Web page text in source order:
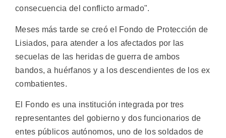
consecuencia del conflicto armado".
Meses más tarde se creó el Fondo de Protección de
Lisiados, para atender a los afectados por las
secuelas de las heridas de guerra de ambos
bandos, a huérfanos y a los descendientes de los ex
combatientes.
El Fondo es una institución integrada por tres
representantes del gobierno y dos funcionarios de
entes públicos autónomos, uno de los soldados de